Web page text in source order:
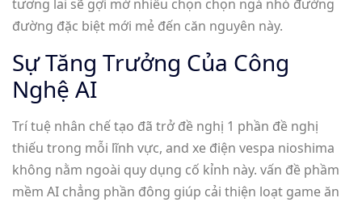
tương lai sẽ gợi mở nhiều chọn chọn ngả nhỏ đường
đường đặc biệt mới mẻ đến căn nguyên này.
Sự Tăng Trưởng Của Công
Nghệ AI
Trí tuệ nhân chế tạo đã trở đề nghị 1 phần đề nghị
thiếu trong mỗi lĩnh vực, and xe điện vespa nioshima
không nằm ngoài quy dụng cố kỉnh này. vấn đề phầm
mềm AI chẳng phần đông giúp cải thiện loạt game ăn